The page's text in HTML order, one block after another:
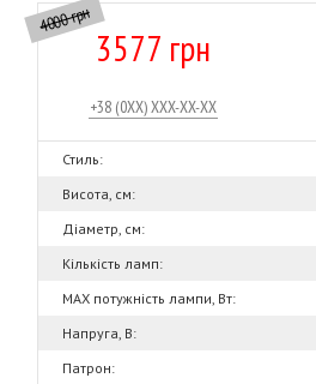
4000 грн
3577 грн
Стиль:
Висота, см:
Діаметр, см:
Кількість ламп:
MAX потужність лампи, Вт:
Напруга, В:
Патрон: